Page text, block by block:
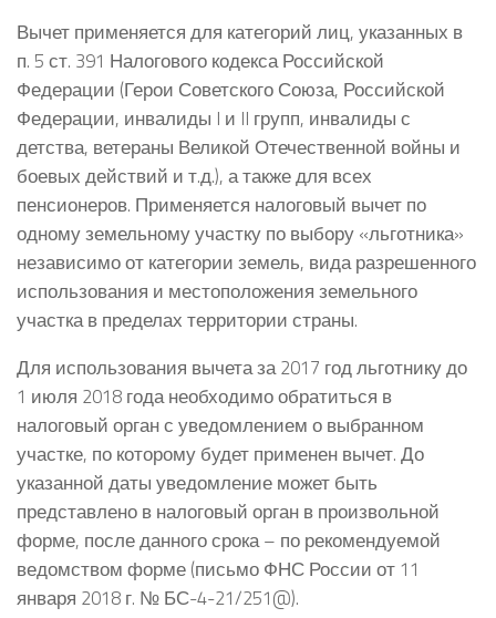
Вычет применяется для категорий лиц, указанных в
п. 5 ст. 391 Налогового кодекса Российской
Федерации (Герои Советского Союза, Российской
Федерации, инвалиды I и II групп, инвалиды с
детства, ветераны Великой Отечественной войны и
боевых действий и т.д.), а также для всех
пенсионеров. Применяется налоговый вычет по
одному земельному участку по выбору «льготника»
независимо от категории земель, вида разрешенного
использования и местоположения земельного
участка в пределах территории страны.
Для использования вычета за 2017 год льготнику до
1 июля 2018 года необходимо обратиться в
налоговый орган с уведомлением о выбранном
участке, по которому будет применен вычет. До
указанной даты уведомление может быть
представлено в налоговый орган в произвольной
форме, после данного срока – по рекомендуемой
ведомством форме (письмо ФНС России от 11
января 2018 г. № БС-4-21/251@).